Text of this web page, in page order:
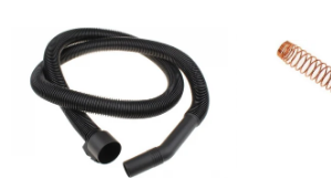
Aparate Foto & Accesorii
Audio HI-FI & Profesionale
Camere video si sport
Drone si Accesorii
Home Cinema & Audio